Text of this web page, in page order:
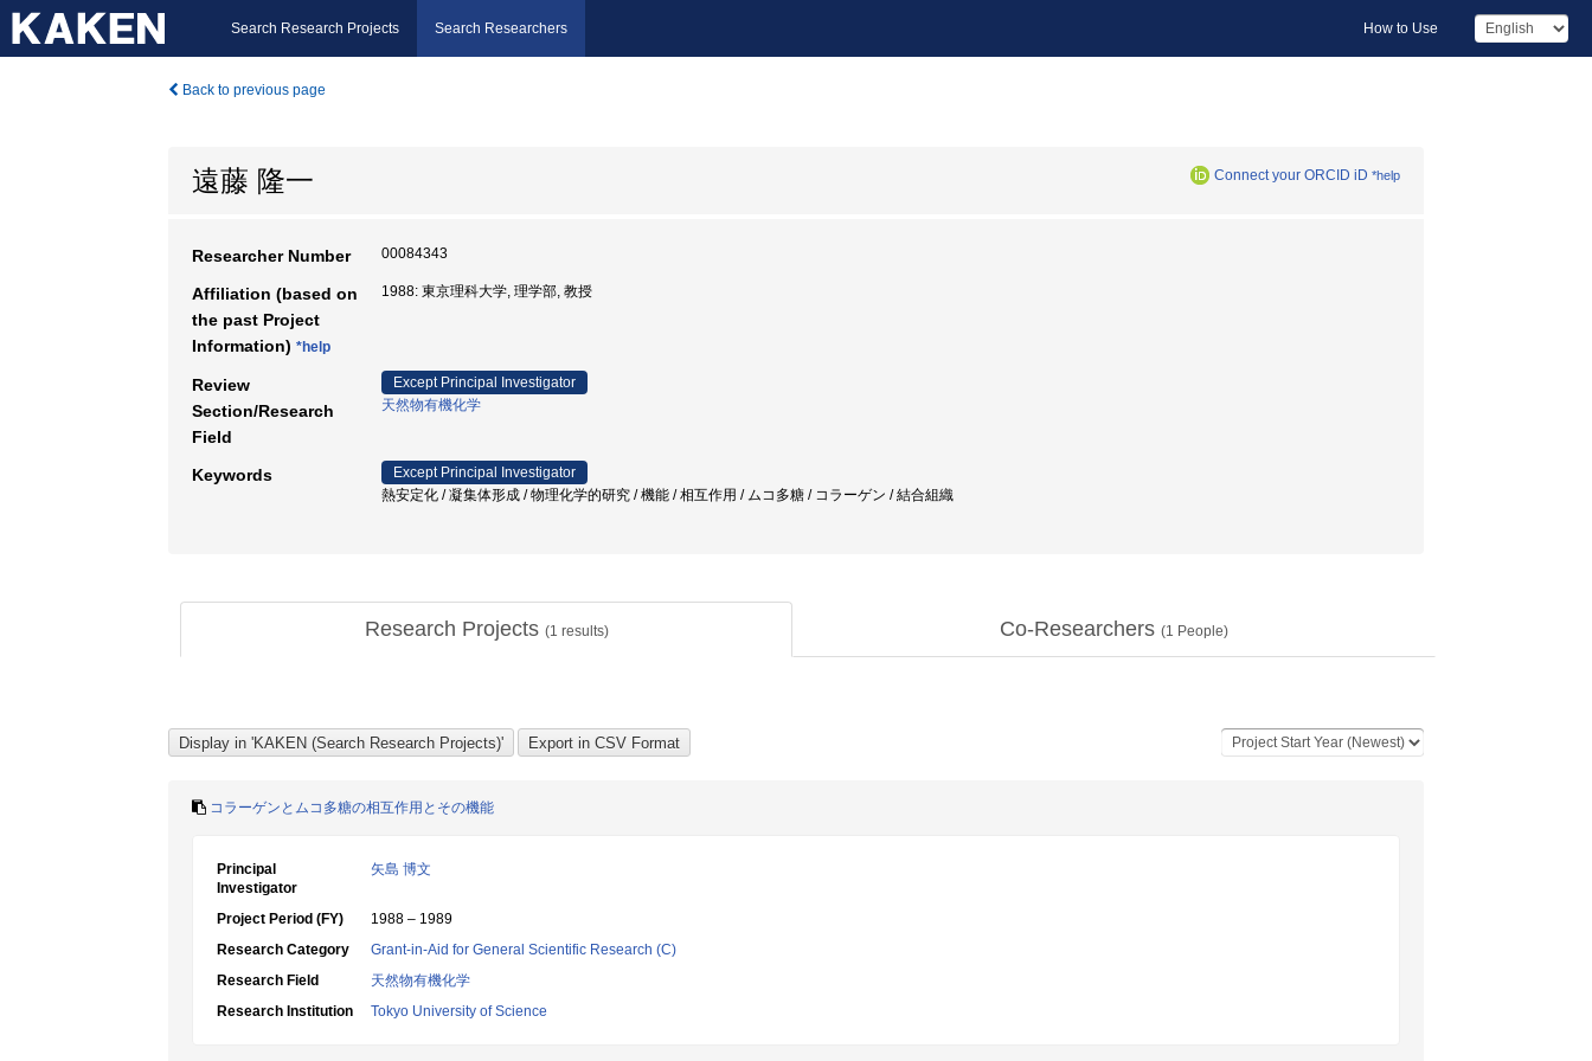
Search Research Projects Search Researchers How to Use
Back to previous page
遠藤 隆一 Connect your ORCID iD *help
Researcher Number 00084343
Affiliation (based on
the past Project
Information) *help
1988: 東京理科大学, 理学部, 教授
Review
Section/Research
Field
Except Principal Investigator
天然物有機化学
Keywords
Except Principal Investigator
熱安定化 / 凝集体形成 / 物理化学的研究 / 機能 / 相互作用 / ムコ多糖 / コラーゲン / 結合組織
Research Projects (1 results) Co-Researchers (1 People)
コラーゲンとムコ多糖の相互作用とその機能
Principal
Investigator
矢島 博文
Project Period (FY)
1988 – 1989
Research Category
Grant-in-Aid for General Scientific Research (C)
Research Field
天然物有機化学
Research Institution
Tokyo University of Science